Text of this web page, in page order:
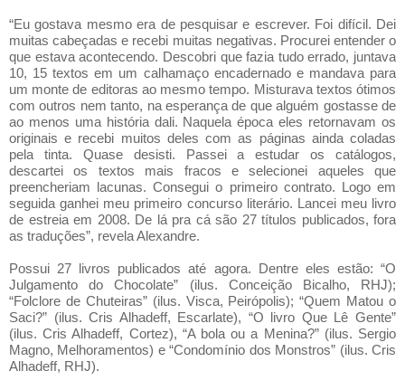
“Eu gostava mesmo era de pesquisar e escrever. Foi difícil. Dei
muitas cabeçadas e recebi muitas negativas. Procurei entender o
que estava acontecendo. Descobri que fazia tudo errado, juntava
10, 15 textos em um calhamaço encadernado e mandava para
um monte de editoras ao mesmo tempo. Misturava textos ótimos
com outros nem tanto, na esperança de que alguém gostasse de
ao menos uma história dali. Naquela época eles retornavam os
originais e recebi muitos deles com as páginas ainda coladas
pela tinta. Quase desisti. Passei a estudar os catálogos,
descartei os textos mais fracos e selecionei aqueles que
preencheriam lacunas. Consegui o primeiro contrato. Logo em
seguida ganhei meu primeiro concurso literário. Lancei meu livro
de estreia em 2008. De lá pra cá são 27 títulos publicados, fora
as traduções”, revela Alexandre.
Possui 27 livros publicados até agora. Dentre eles estão: “O
Julgamento do Chocolate” (ilus. Conceição Bicalho, RHJ);
“Folclore de Chuteiras” (ilus. Visca, Peirópolis); “Quem Matou o
Saci?” (ilus. Cris Alhadeff, Escarlate), “O livro Que Lê Gente”
(ilus. Cris Alhadeff, Cortez), “A bola ou a Menina?” (ilus. Sergio
Magno, Melhoramentos) e “Condomínio dos Monstros” (ilus. Cris
Alhadeff, RHJ).